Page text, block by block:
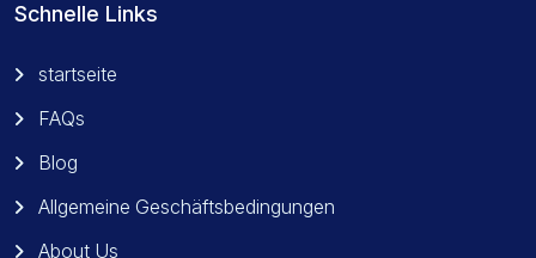
Schnelle Links
startseite
FAQs
Blog
Allgemeine Geschäftsbedingungen
About Us